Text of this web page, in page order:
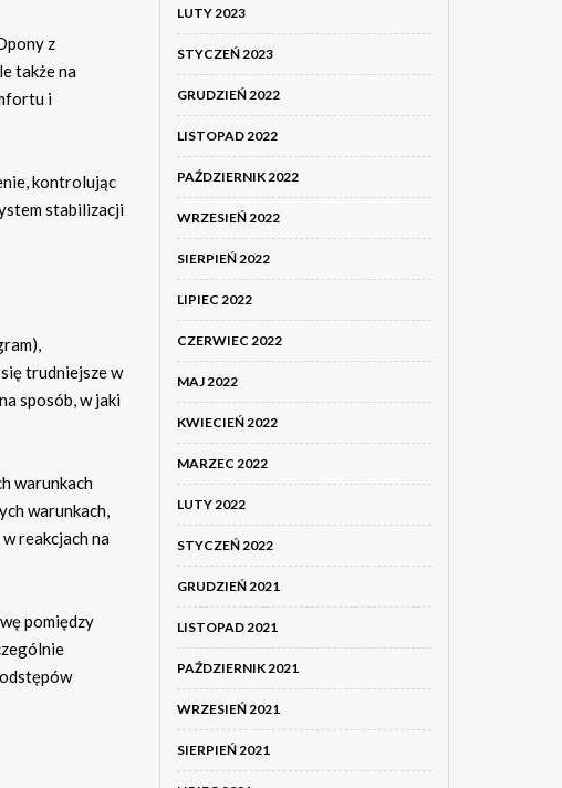
z
także na
i
kontrolując
stabilizacji
trudniejsze w
sposób, w jaki
warunkach
warunkach,
reakcjach na
pomiędzy
LUTY 2023
STYCZEŃ 2023
GRUDZIEŃ 2022
LISTOPAD 2022
PAŹDZIERNIK 2022
WRZESIEŃ 2022
SIERPIEŃ 2022
LIPIEC 2022
CZERWIEC 2022
MAJ 2022
KWIECIEŃ 2022
MARZEC 2022
LUTY 2022
STYCZEŃ 2022
GRUDZIEŃ 2021
LISTOPAD 2021
PAŹDZIERNIK 2021
WRZESIEŃ 2021
SIERPIEŃ 2021